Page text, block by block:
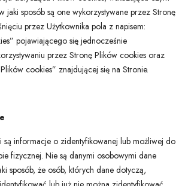
jaki sposób są one wykorzystywane przez Stronę
przez Użytkownika pola z napisem:
pojawiającego się jednocześnie
przez Stronę Plików cookies oraz
cookies” znajdującej się na Stronie.
są informacje o zidentyfikowanej lub możliwej do
fizycznej. Nie są danymi osobowymi dane
sposób, że osób, których dane dotyczą,